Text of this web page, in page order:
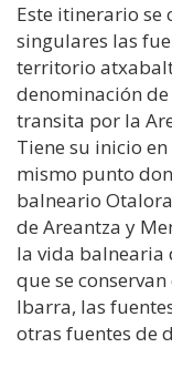
Este itinerario
singulares las
territorio
denominación
transita por la
Tiene su inicio
mismo punto
balneario
de Areantza y
la vida balnearia
que se
Ibarra, las
otras fuentes de